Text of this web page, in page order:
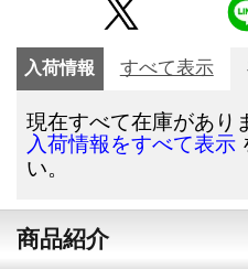
入荷情報 すべて表示
現在すべて在庫があり
入荷情報をすべて表示
い。
商品紹介